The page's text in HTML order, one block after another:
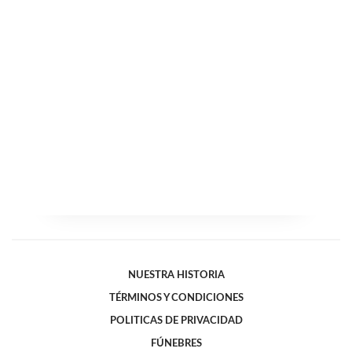
NUESTRA HISTORIA
TÉRMINOS Y CONDICIONES
POLITICAS DE PRIVACIDAD
FÚNEBRES